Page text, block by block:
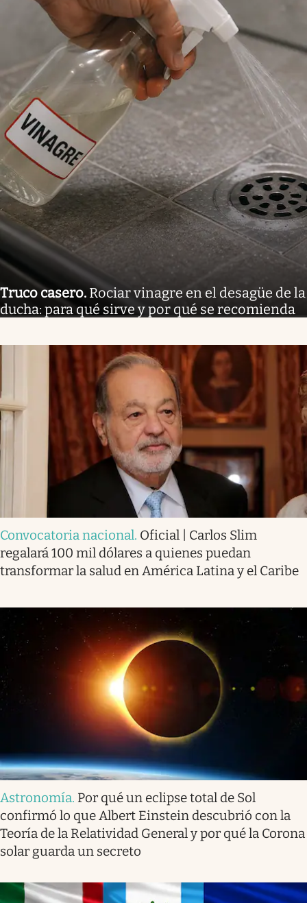
Truco casero. Rociar vinagre en el desagüe de la
ducha: para qué sirve y por qué se recomienda
Convocatoria nacional. Oficial | Carlos Slim
regalará 100 mil dólares a quienes puedan
transformar la salud en América Latina y el Caribe
Astronomía. Por qué un eclipse total de Sol
confirmó lo que Albert Einstein descubrió con la
Teoría de la Relatividad General y por qué la Corona
solar guarda un secreto